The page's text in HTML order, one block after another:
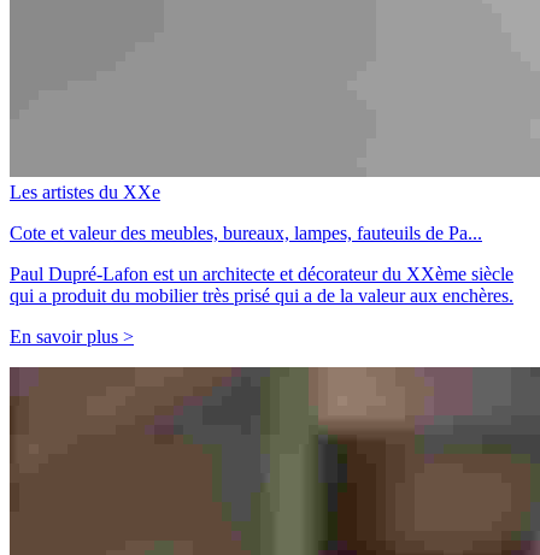
Les artistes du XXe
Cote et valeur des meubles, bureaux, lampes, fauteuils de Pa...
Paul Dupré-Lafon est un architecte et décorateur du XXème siècle
qui a produit du mobilier très prisé qui a de la valeur aux enchères.
En savoir plus >